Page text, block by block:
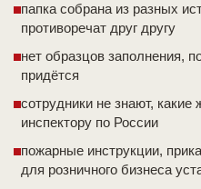
папка собрана из разных
противоречат друг другу
нет образцов заполнения,
придётся
сотрудники не знают, какие
инспектору по России
пожарные инструкции,
для розничного бизнеса